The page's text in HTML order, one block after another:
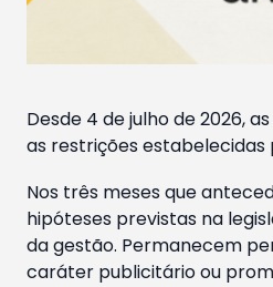
Desde 4 de julho de 2026,
as restrições estabelecidas
Nos três meses que
hipóteses previstas na
da gestão. Permanecem
caráter publicitário ou